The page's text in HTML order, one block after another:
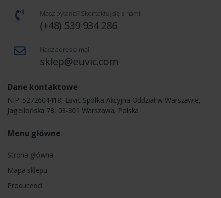
Masz pytania? Skontaktuj się z nami!
(+48) 539 934 286
Nasz adres e-mail
sklep@euvic.com
Dane kontaktowe
NIP: 5272604418, Euvic Spółka Akcyjna Oddział w Warszawie,
Jagiellońska 78, 03-301 Warszawa, Polska
Menu główne
Strona główna
Mapa sklepu
Producenci